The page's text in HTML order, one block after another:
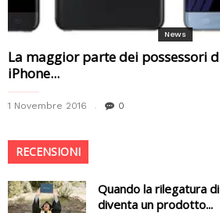
News
La maggior parte dei possessori
iPhone...
1 Novembre 2016 0
RECENSIONI
Quando la rilegatura
diventa un prodotto...